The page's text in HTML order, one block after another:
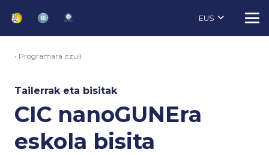
EUS
‹ Programara itzuli
Tailerrak eta bisitak
CIC nanoGUNEra
eskola bisita